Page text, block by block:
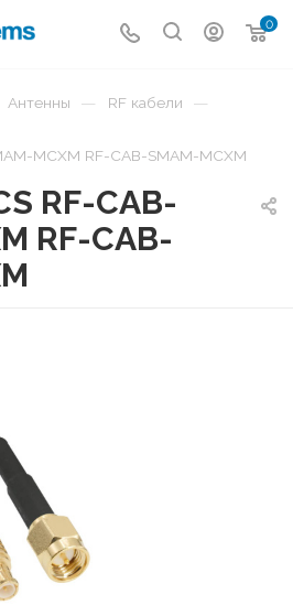
0
Антенны — RF кабели —
MCXM RF-CAB-SMAM-MCXM
RF-CAB-
RF-CAB-